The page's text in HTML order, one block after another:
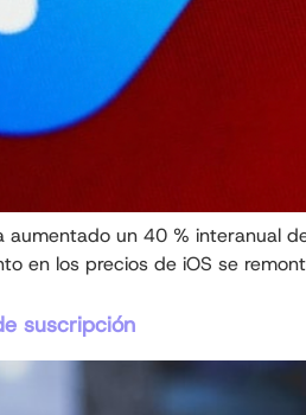
aumentado un 40 % interanual
en los precios de iOS se
suscripción